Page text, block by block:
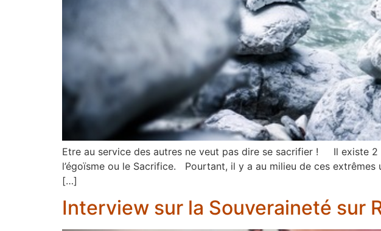
Etre au service des autres ne veut pas dire se sacrifier ! Il existe 2
l’égoïsme ou le Sacrifice. Pourtant, il y a au milieu de ces
[…]
Interview sur la Souveraineté sur